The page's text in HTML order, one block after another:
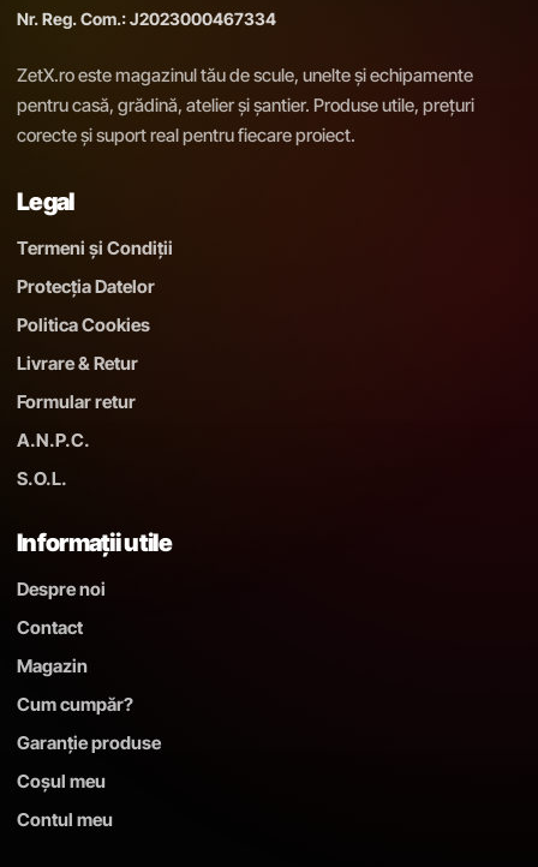
Nr. Reg. Com.: J2023000467334
ZetX.ro este magazinul tău de scule, unelte și echipamente
pentru casă, grădină, atelier și șantier. Produse utile, prețuri
corecte și suport real pentru fiecare proiect.
Legal
Termeni și Condiții
Protecția Datelor
Politica Cookies
Livrare & Retur
Formular retur
A.N.P.C.
S.O.L.
Informații utile
Despre noi
Contact
Magazin
Cum cumpăr?
Garanție produse
Coșul meu
Contul meu